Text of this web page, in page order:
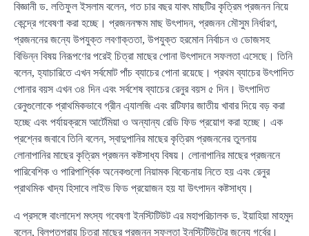
বিজ্ঞানী ড. লতিফুল ইসলাম বলেন, গত চার বছর যাবৎ মাছটির কৃত্রিম প্রজনন নিয়ে
কেন্দ্রে গবেষণা করা হচ্ছে। প্রজননক্ষম মাছ উৎপাদন, প্রজনন মৌসুম নির্ধারণ,
প্রজননের জন্যে উপযুক্ত লবণাক্ততা, উপযুক্ত হরমোন নির্বাচন ও ডোজসহ
বিভিন্ন বিষয় নিরূপণের পরেই চিত্রা মাছের পোনা উৎপাদনে সফলতা এসেছে। তিনি
বলেন, হ্যাচারিতে এখন সর্বমোট পাঁচ ব্যাচের পোনা রয়েছে। প্রথম ব্যাচের উৎপাদিত
পোনার বয়স এখন ৩৪ দিন এবং সর্বশেষ ব্যাচের রেনুর বয়স ৫ দিন। উৎপাদিত
রেনুগুলোকে প্রাথমিকভাবে গ্রীন এ্যালজি এবং রটিফার জাতীয় খাবার দিয়ে বড় করা
হচ্ছে এবং পর্যায়ক্রমে আর্টেমিয়া ও অন্যান্য রেডি ফিড প্রয়োগ করা হচ্ছে। এক
প্রশ্নের জবাবে তিনি বলেন, স্বাদুপানির মাছের কৃত্রিম প্রজননের তুলনায়
লোনাপানির মাছের কৃত্রিম প্রজনন কষ্টসাধ্য বিষয়। লোনাপানির মাছের প্রজননে
পারিবেশিক ও পারিপার্শ্বিক অনেকগুলো নিয়ামক বিবেচনায় নিতে হয় এবং রেনুর
প্রাথমিক খাদ্য হিসাবে লাইভ ফিড প্রয়োজন হয় যা উৎপাদন কষ্টসাধ্য।
এ প্রসঙ্গে বাংলাদেশ মৎস্য গবেষণা ইনস্টিটিউট এর মহাপরিচালক ড. ইয়াহিয়া মাহমুদ
বলেন, বিলুপ্তপ্রায় চিত্রা মাছের প্রজনন সফলতা ইনস্টিটিউটের জন্যে গর্বের।